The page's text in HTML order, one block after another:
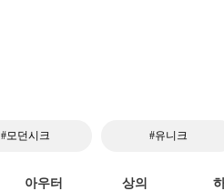
#모던시크 #유니크
아우터 상의